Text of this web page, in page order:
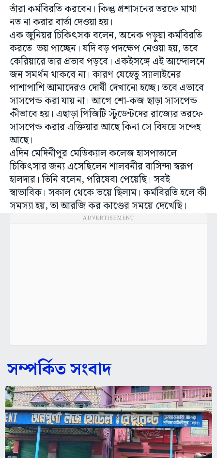
তাঁরা কর্মবিরতি করবেন। কিন্তু প্রশাসনের তরফে মাথা
নত না করার বার্তা দেওয়া হয়।
এক জুনিয়র চিকিৎসক বলেন, অনেক পড়ুয়া কর্মবিরতি
করতে ভয় পাচ্ছেন। যদি বড় পদক্ষেপ নেওয়া হয়, তবে
কেরিয়ারে তার প্রভাব পড়বে। একইসঙ্গে এই আন্দোলনে
জন সমর্থন থাকবে না। কারণ যেহেতু স্যালাইনের
পাশাপাশি আমাদেরও দোষী দেখানো হচ্ছে। তবে এভাবে
সাসপেন্ড করা যায় না। আগে শো-কজ ছাড়া সাসপেন্ড
কীভাবে হয়। এছাড়া পিজিটি স্টুডেন্টদের রাজ্যের তরফে
সাসপেন্ড করার এক্তিয়ার আছে কিনা সে বিষয়ে সন্দেহ
আছে।
এদিন মেদিনীপুর মেডিক্যাল কলেজ হাসপাতালে
চিকিৎসার জন্য এসেছিলেন শালবনীর বাসিন্দা স্বরূপ
হালদার। তিনি বলেন, পরিষেবা পেয়েছি। সবই
স্বাভাবিক। সকাল থেকে ভয়ে ছিলাম। কর্মবিরতি হলে কী
সমস্যা হয়, তা আরজি কর কাণ্ডের সময়ে দেখেছি।
ADVERTISEMENT
সম্পর্কিত সংবাদ